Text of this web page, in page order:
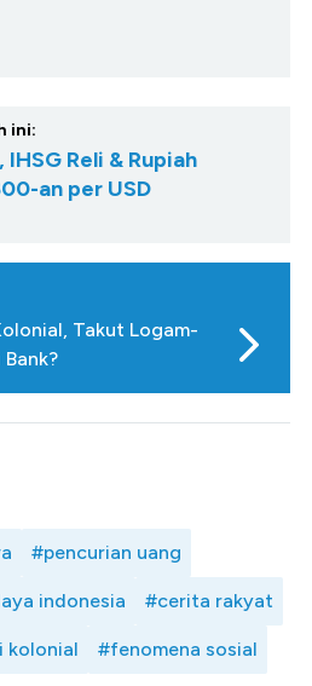
ini:
Reli & Rupiah
an per USD
Takut Logam-
#pencurian uang
indonesia #cerita rakyat
kolonial #fenomena sosial